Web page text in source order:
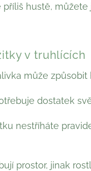
hustě,
v truhlících
může
dostatek
nestříháte
prostor, jinak